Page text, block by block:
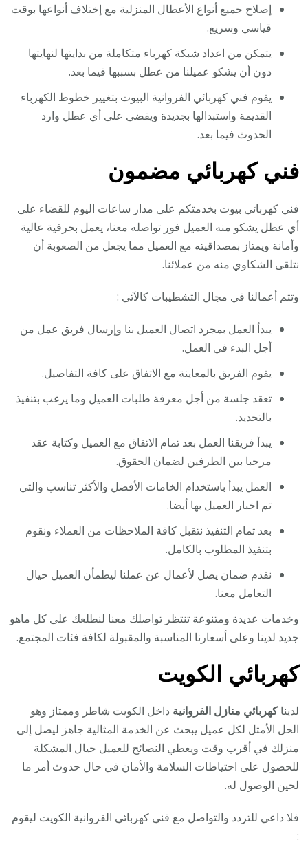
إصلاح جميع أنواع الأعطال المنزلية مع إختلاف أنواعها بوقت
قياسي وسريع.
يتمكن من اعداد شبكة كهرباء متكاملة من بدايتها لنهايتها
دون أن يشكو عميلنا من عطل بسببها فيما بعد.
يقوم فني كهربائي الفروانية البيوت بتغيير خطوط الكهرباء
القديمة واستبدالها بجديدة ويقضي على أي عطل وارد
الحدوث فيما بعد.
فني كهربائي مضمون
فني كهربائي بيوت بخدمتكم على مدار ساعات اليوم للقضاء على
أي عطل يشكو منه العميل فور تواصله معنا، يعمل بحرفية عالية
وأمانة ويمتاز بمصداقيته مع العميل مما يجعل من الصعوبة أن
نتلقى الشكاوي منه من عملائنا.
وتتم أعمالنا في مجال التشطيبات كالآتي :
يبدأ العمل بمجرد اتصال العميل بنا وإرسال فريق عمل من
أجل البدء في العمل.
يقوم الفريق بالمعاينة مع الاتفاق على كافة التفاصيل.
تعقد جلسة من أجل معرفة طلبات العميل وما يرغب بتنفيذ
بالتحديد.
يبدأ فريقنا العمل بعد تمام الاتفاق مع العميل وكتابة عقد
مرحبا بين الطرفين لضمان الحقوق.
العمل يبدأ باستخدام الخامات الأفضل والأكثر تناسب والتي
تم اخبار العميل بها أيضا.
بعد تمام التنفيذ نتقبل كافة الملاحظات من العملاء ونقوم
بتنفيذ المطلوب بالكامل.
نقدم ضمان يصل لأعمال عن عملنا ليطمأن العميل حيال
التعامل معنا.
وخدمات عديدة ومتنوعة تنتظر تواصلك معنا لنطلعك على كل ماهو
جديد لدينا وعلى أسعارنا المناسبة والمقبولة لكافة فئات المجتمع.
كهربائي الكويت
لديناكهربائي منازل الفروانية داخل الكويت شاطر وممتاز وهو
الحل الأمثل لكل عميل يبحث عن الخدمة المثالية جاهز ليصل إلى
منزلك في أقرب وقت ويعطي النصائح للعميل حيال المشكلة
للحصول على احتياطات السلامة والأمان في حال حدوث أمر ما
لحين الوصول له.
فلا داعي للتردد والتواصل مع فني كهربائي الفروانية الكويت ليقوم
: